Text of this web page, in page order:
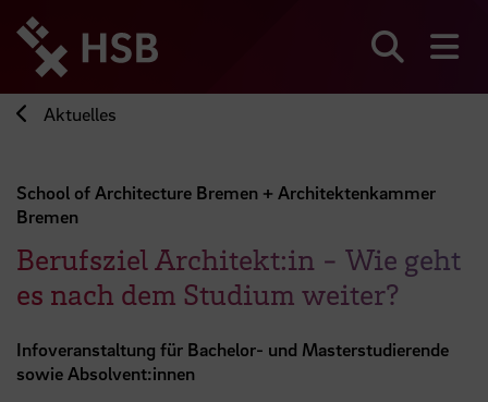
zum
Seiteninhalt
springen
Aktuelles
School of Architecture Bremen + Architektenkammer
Bremen
Berufsziel Architekt:in - Wie geht
es nach dem Studium weiter?
Infoveranstaltung für Bachelor- und Masterstudierende
sowie Absolvent:innen